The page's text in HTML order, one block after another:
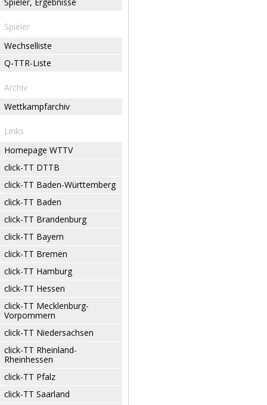
Spieler
Wechselliste
Q-TTR-Liste
Archiv
Wettkampfarchiv
Links
Homepage WTTV
click-TT DTTB
click-TT Baden-Württemberg
click-TT Baden
click-TT Brandenburg
click-TT Bayern
click-TT Bremen
click-TT Hamburg
click-TT Hessen
click-TT Mecklenburg-
Vorpommern
click-TT Niedersachsen
click-TT Rheinland-
Rheinhessen
click-TT Pfalz
click-TT Saarland